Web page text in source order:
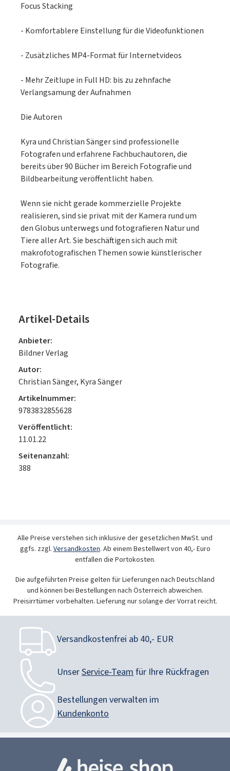
Focus Stacking
- Komfortablere Einstellung für die Videofunktionen
- Zusätzliches MP4-Format für Internetvideos
- Mehr Zeitlupe in Full HD: bis zu zehnfache
Verlangsamung der Aufnahmen
Die Autoren
Kyra und Christian Sänger sind professionelle
Fotografen und erfahrene Fachbuchautoren, die
bereits über 90 Bücher im Bereich Fotografie und
Bildbearbeitung veröffentlicht haben.
Wenn sie nicht gerade kommerzielle Projekte
realisieren, sind sie privat mit der Kamera rund um
den Globus unterwegs und fotografieren Natur und
Tiere aller Art. Sie beschäftigen sich auch mit
makrofotografischen Themen sowie künstlerischer
Fotografie.
Artikel-Details
Anbieter:
Bildner Verlag
Autor:
Christian Sänger, Kyra Sänger
Artikelnummer:
9783832855628
Veröffentlicht:
11.01.22
Seitenanzahl:
388
Alle Preise verstehen sich inklusive der gesetzlichen MwSt. und
ggfs. zzgl.Versandkosten. Ab einem Bestellwert von 40,- Euro
entfallen die Portokosten.
Die aufgeführten Preise gelten für Lieferungen nach Deutschland
und können bei Bestellungen nach Österreich abweichen.
Preisirrtümer vorbehalten. Lieferung nur solange der Vorrat reicht.
Versandkostenfrei ab 40,- EUR
UnserService-Team für Ihre Rückfragen
Bestellungen verwalten im
Kundenkonto